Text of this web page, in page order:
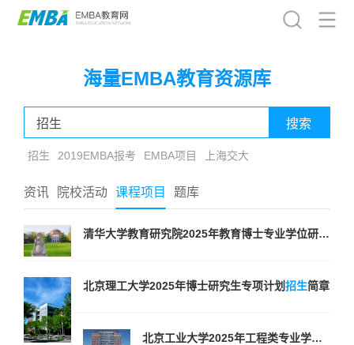
海量EMBA教育资源库
招生 2019EMBA报考 EMBA项目 上海交大
资讯 院校活动 课程项目 题库
清华大学教育研究院2025年教育博士专业学位研究生
北京理工大学2025年博士研究生专项计划招生简章
北京工业大学2025年工程类专业学位博士生